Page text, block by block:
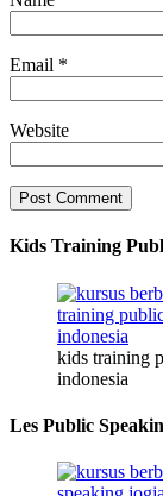
Email *
Website
Kids Training
kids training
indonesia
Les Public